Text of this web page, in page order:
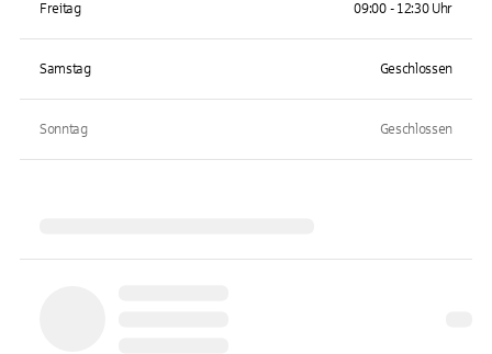
Freitag 09:00 - 12:30 Uhr
Samstag Geschlossen
Sonntag Geschlossen